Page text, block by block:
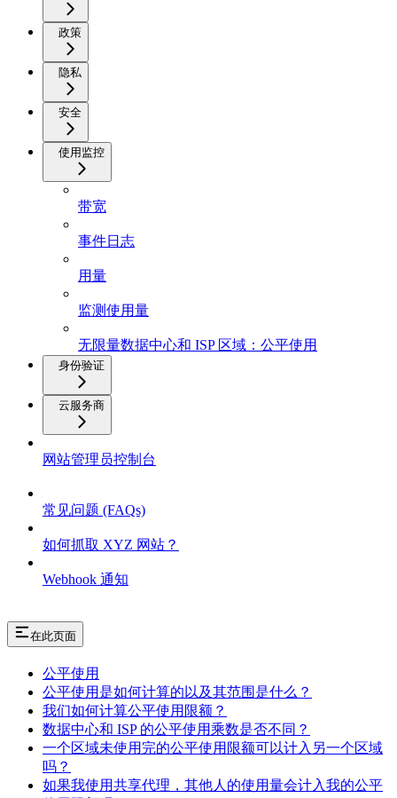
政策
隐私
安全
使用监控
带宽
事件日志
用量
监测使用量
无限量数据中心和 ISP 区域：公平使用
身份验证
云服务商
网站管理员控制台
常见问题 (FAQs)
如何抓取 XYZ 网站？
Webhook 通知
在此页面
公平使用
公平使用是如何计算的以及其范围是什么？
我们如何计算公平使用限额？
数据中心和 ISP 的公平使用乘数是否不同？
一个区域未使用完的公平使用限额可以计入另一个区域
吗？
如果我使用共享代理，其他人的使用量会计入我的公平